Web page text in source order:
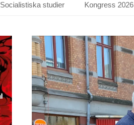
Socialistiska studier Kongress 2026